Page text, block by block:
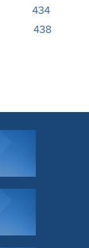
434
438